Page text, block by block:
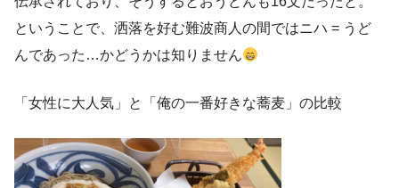
ということで、洒落を好む難波商人の間ではニハ = うど
んであった…かどうかは知りません
「女性に大人気」と「俺の一番好きな蕎麦」の比較